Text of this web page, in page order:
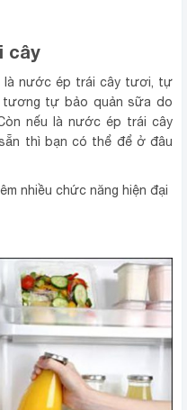
cây
là nước ép trái cây tươi, tự
tương tự bảo quản sữa do
nếu là nước ép trái cây
thì bạn có thể để ở đâu
nhiều chức năng hiện đại